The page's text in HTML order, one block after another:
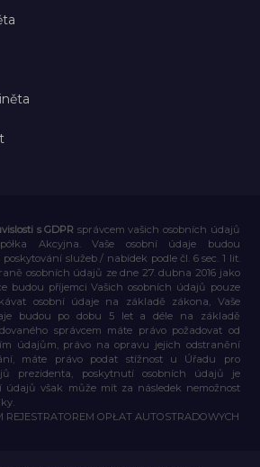
s GDPR správcem vašich osobních údajů
Akcyjna. Vaše osobní údaje budou
služeb / nabídek podle čl. 6 sec. 1 lit.
osobních údajů ze dne 27. dubna 2016 jako
budou příjemci Vašich osobních údajů pouze
osobní údaje na základě zákona, Vaše
budou po dobu 5 let a déle na základě
správcem máte právo požadovat od
údajům, právo na opravu jejich odstranění
máte právo podat stížnost u Úřadu pro
prezidenta, poskytnutí osobních údajů je
údajů však může mít za následek nemožnost
REJESTRATOREM OPŁAT AUTOSTRADOWYCH